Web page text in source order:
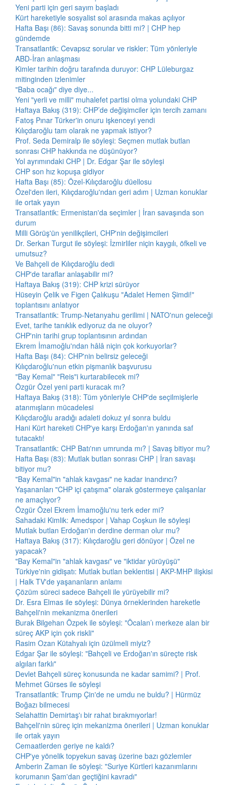
Yeni parti için geri sayım başladı
Kürt hareketiyle sosyalist sol arasında makas açılıyor
Hafta Başı (86): Savaş sonunda bitti mi? | CHP hep
gündemde
Transatlantik: Cevapsız sorular ve riskler: Tüm yönleriyle
ABD-İran anlaşması
Kimler tarihin doğru tarafında duruyor: CHP Lüleburgaz
mitinginden izlenimler
"Baba ocağı" diye diye...
Yeni "yerli ve milli" muhalefet partisi olma yolundaki CHP
Haftaya Bakış (319): CHP’de değişimciler için tercih zamanı
Fatoş Pınar Türker'in onuru işkenceyi yendi
Kılıçdaroğlu tam olarak ne yapmak istiyor?
Prof. Seda Demiralp ile söyleşi: Seçmen mutlak butlan
sonrası CHP hakkında ne düşünüyor?
Yol ayrımındaki CHP | Dr. Edgar Şar ile söyleşi
CHP son hız kopuşa gidiyor
Hafta Başı (85): Özel-Kılıçdaroğlu düellosu
Özel'den ileri, Kılıçdaroğlu'ndan geri adım | Uzman konuklar
ile ortak yayın
Transatlantik: Ermenistan'da seçimler | İran savaşında son
durum
Milli Görüş'ün yenilikçileri, CHP'nin değişimcileri
Dr. Serkan Turgut ile söyleşi: İzmirliler niçin kaygılı, öfkeli ve
umutsuz?
Ve Bahçeli de Kılıçdaroğlu dedi
CHP'de taraflar anlaşabilir mi?
Haftaya Bakış (319): CHP krizi sürüyor
Hüseyin Çelik ve Figen Çalıkuşu "Adalet Hemen Şimdi!"
toplantısını anlatıyor
Transatlantik: Trump-Netanyahu gerilimi | NATO'nun geleceği
Evet, tarihe tanıklık ediyoruz da ne oluyor?
CHP'nin tarihi grup toplantısının ardından
Ekrem İmamoğlu'ndan hâlâ niçin çok korkuyorlar?
Hafta Başı (84): CHP'nin belirsiz geleceği
Kılıçdaroğlu'nun etkin pişmanlık başvurusu
"Bay Kemal" "Reis"i kurtarabilecek mi?
Özgür Özel yeni parti kuracak mı?
Haftaya Bakış (318): Tüm yönleriyle CHP'de seçilmişlerle
atanmışların mücadelesi
Kılıçdaroğlu aradığı adaleti dokuz yıl sonra buldu
Hani Kürt hareketi CHP'ye karşı Erdoğan'ın yanında saf
tutacaktı!
Transatlantik: CHP Batı'nın umrunda mı? | Savaş bitiyor mu?
Hafta Başı (83): Mutlak butlan sonrası CHP | İran savaşı
bitiyor mu?
"Bay Kemal"in "ahlak kavgası" ne kadar inandırıcı?
Yaşananları "CHP içi çatışma" olarak göstermeye çalışanlar
ne amaçlıyor?
Özgür Özel Ekrem İmamoğlu'nu terk eder mi?
Sahadaki Kimlik: Amedspor | Vahap Coşkun ile söyleşi
Mutlak butlan Erdoğan'ın derdine derman olur mu?
Haftaya Bakış (317): Kılıçdaroğlu geri dönüyor | Özel ne
yapacak?
"Bay Kemal"in "ahlak kavgası" ve "iktidar yürüyüşü"
Türkiye'nin gidişatı: Mutlak butlan beklentisi | AKP-MHP ilişkisi
| Halk TV'de yaşananların anlamı
Çözüm süreci sadece Bahçeli ile yürüyebilir mi?
Dr. Esra Elmas ile söyleşi: Dünya örneklerinden hareketle
Bahçeli'nin mekanizma önerileri
Burak Bilgehan Özpek ile söyleşi: "Öcalan’ı merkeze alan bir
süreç AKP için çok riskli"
Rasim Ozan Kütahyalı için üzülmeli miyiz?
Edgar Şar ile söyleşi: "Bahçeli ve Erdoğan'ın süreçte risk
algıları farklı"
Devlet Bahçeli süreç konusunda ne kadar samimi? | Prof.
Mehmet Gürses ile söyleşi
Transatlantik: Trump Çin'de ne umdu ne buldu? | Hürmüz
Boğazı bilmecesi
Selahattin Demirtaş'ı bir rahat bırakmıyorlar!
Bahçeli'nin süreç için mekanizma önerileri | Uzman konuklar
ile ortak yayın
Cemaatlerden geriye ne kaldı?
CHP'ye yönelik topyekun savaş üzerine bazı gözlemler
Amberin Zaman ile söyleşi: "Suriye Kürtleri kazanımlarını
korumanın Şam'dan geçtiğini kavradı"